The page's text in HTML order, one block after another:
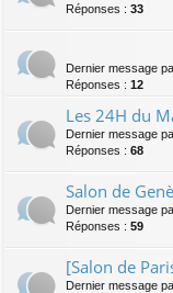
Réponses : 33
Dernier message
Réponses : 12
Les 24H du
Dernier message
Réponses : 68
Salon de
Dernier message
Réponses : 59
[Salon de
Dernier message